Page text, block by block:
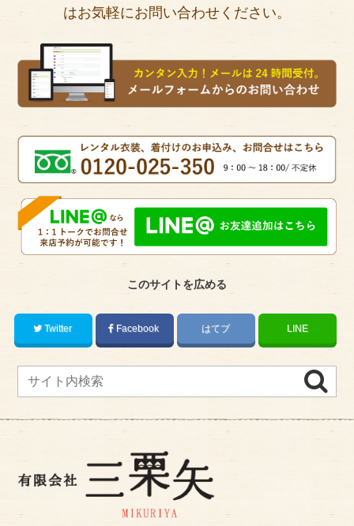
はお気軽にお問い合わせください。
このサイトを広める
Twitter Facebook はてブ LINE